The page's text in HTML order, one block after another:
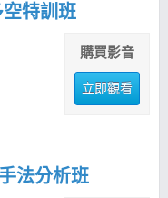
特訓班
購買影音
立即觀看
法分析班